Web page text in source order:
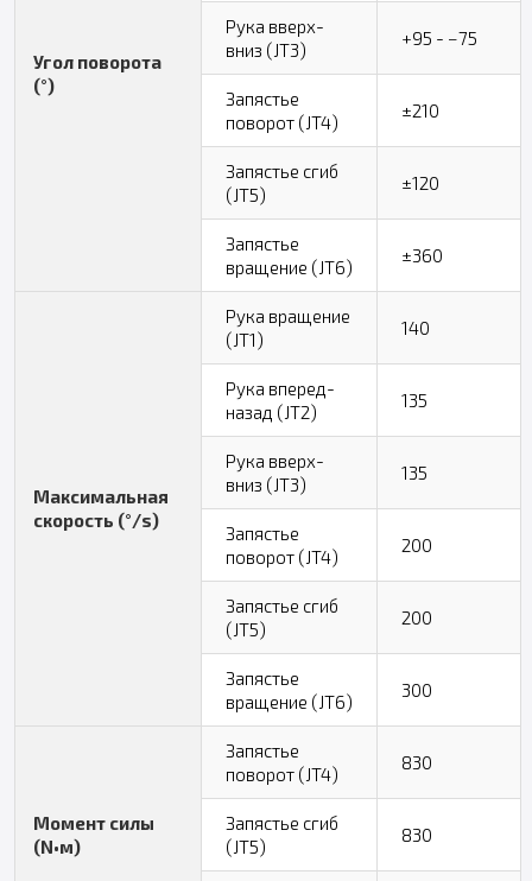
Угол поворота
(°)
Рука вверх-
вниз (JT3)
+95 - −75
Запястье
поворот (JT4)
±210
Запястье сгиб
(JT5)
±120
Запястье
вращение (JT6)
±360
Максимальная
скорость (°/s)
Рука вращение
(JT1)
140
Рука вперед-
назад (JT2)
135
Рука вверх-
вниз (JT3)
135
Запястье
поворот (JT4)
200
Запястье сгиб
(JT5)
200
Запястье
вращение (JT6)
300
Момент силы
(N•м)
Запястье
поворот (JT4)
830
Запястье сгиб
(JT5)
830